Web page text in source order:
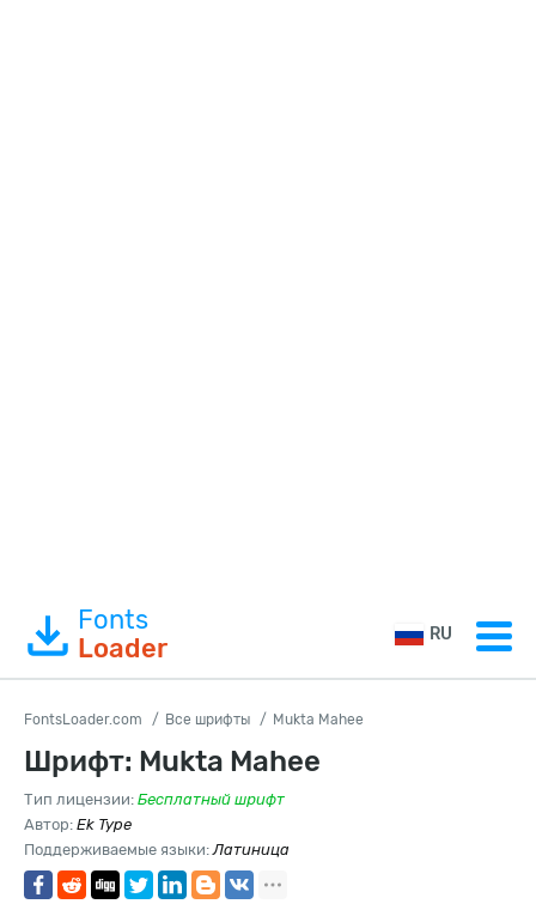
Fonts
Loader
RU
FontsLoader.com Все шрифты Mukta Mahee
Шрифт: Mukta Mahee
Тип лицензии: Бесплатный шрифт
Автор: Ek Type
Поддерживаемые языки:Латиница